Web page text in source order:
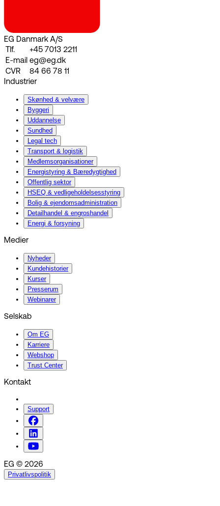
EG Danmark A/S
Tlf.
+45 7013 2211
E-mail eg@eg.dk
CVR
84 66 78 11
Industrier
Skønhed & velvære
Byggeri
Uddannelse
Sundhed
Legal tech
Transport & logistik
Medlemsorganisationer
Energistyring & Bæredygtighed
Offentlig sektor
HSEQ & vedligeholdelsesstyring
Bolig & ejendomsadministration
Detailhandel & engroshandel
Energi & forsyning
Medier
Nyheder
Kundehistorier
Kurser
Presserum
Webinarer
Selskab
Om EG
Karriere
Webshop
Trust Center
Kontakt
Support
EG © 2026
Privatlivspolitik